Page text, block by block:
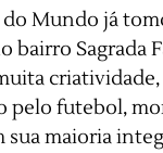
do Mundo já
bairro Sagrada
pelo futebol,
sua maioria